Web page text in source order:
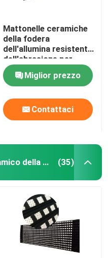
Mattonelle ceramiche
della fodera
dell'allumina resistente
dell'abrasione per
cemento estraente
Miglior prezzo
Contattaci
rivestimento isolante ceramico della puleggia (35)